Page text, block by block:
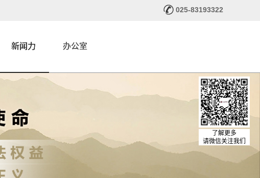
025-83193322
新闻力 办公室
了解更多
请微信关注我们